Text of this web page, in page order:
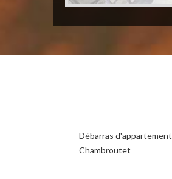
Débarras d'appartement
Chambroutet